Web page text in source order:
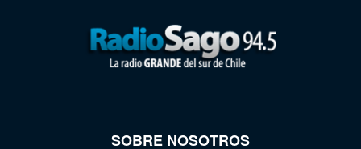
SOBRE NOSOTROS